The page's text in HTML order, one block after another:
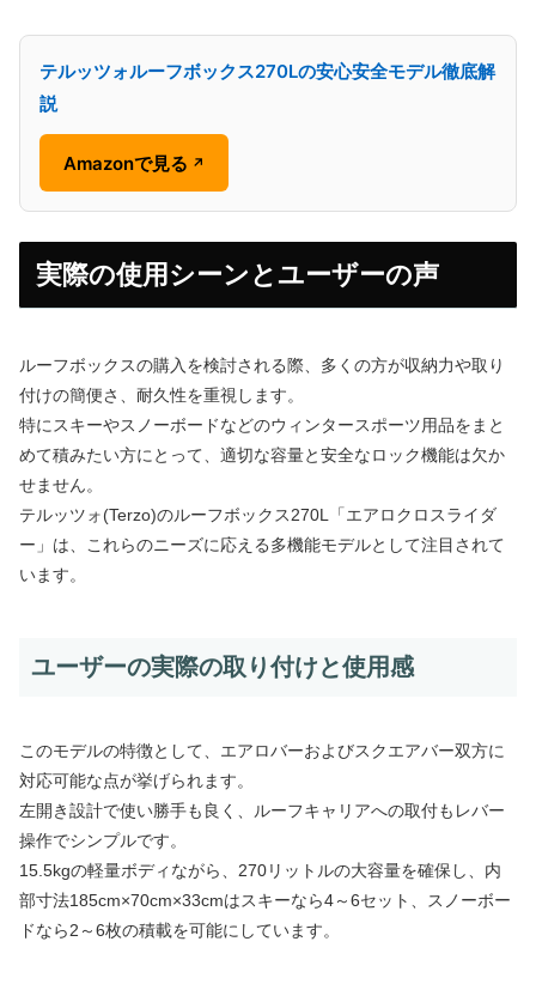
テルッツォルーフボックス270Lの安心安全モデル徹底解
説
Amazonで見る ↗
実際の使用シーンとユーザーの声
ルーフボックスの購入を検討される際、多くの方が収納力や取り
付けの簡便さ、耐久性を重視します。
特にスキーやスノーボードなどのウィンタースポーツ用品をまと
めて積みたい方にとって、適切な容量と安全なロック機能は欠か
せません。
テルッツォ(Terzo)のルーフボックス270L「エアロクロスライダ
ー」は、これらのニーズに応える多機能モデルとして注目されて
います。
ユーザーの実際の取り付けと使用感
このモデルの特徴として、エアロバーおよびスクエアバー双方に
対応可能な点が挙げられます。
左開き設計で使い勝手も良く、ルーフキャリアへの取付もレバー
操作でシンプルです。
15.5kgの軽量ボディながら、270リットルの大容量を確保し、内
部寸法185cm×70cm×33cmはスキーなら4～6セット、スノーボー
ドなら2～6枚の積載を可能にしています。